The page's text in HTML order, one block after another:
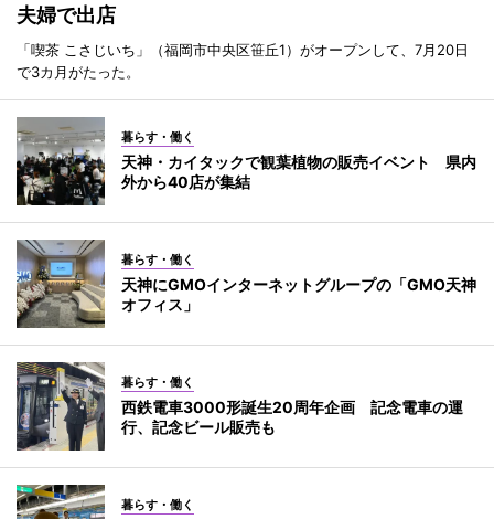
夫婦で出店
「喫茶 こさじいち」（福岡市中央区笹丘1）がオープンして、7月20日
で3カ月がたった。
暮らす・働く
天神・カイタックで観葉植物の販売イベント 県内
外から40店が集結
暮らす・働く
天神にGMOインターネットグループの「GMO天神
オフィス」
暮らす・働く
西鉄電車3000形誕生20周年企画 記念電車の運
行、記念ビール販売も
暮らす・働く